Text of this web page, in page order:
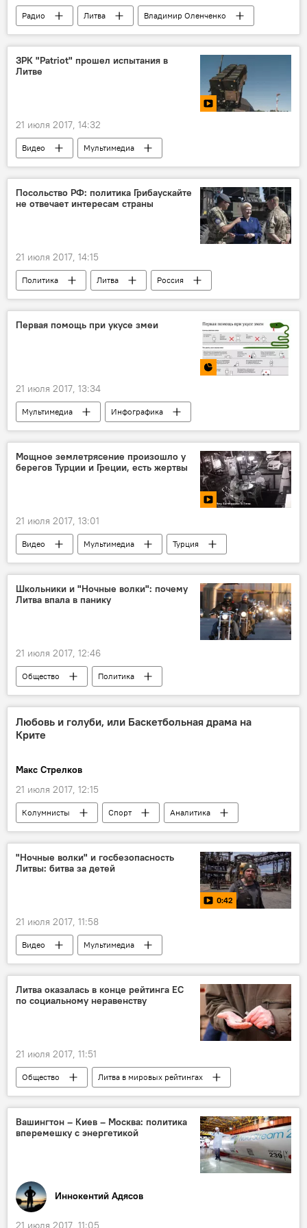
Радио Литва
Владимир Оленченко
Роландас Паксас
эксперт
радио
популярность
ЗРК "Patriot" прошел испытания в
Литве
21 июля 2017, 14:32
Видео
Мультимедиа
ЗРК "Пэтриот"
Tobruq legacy — 2017
Посольство РФ: политика Грибаускайте
не отвечает интересам страны
21 июля 2017, 14:15
Политика Литва
Россия
Даля Грибаускайте
размещение
Первая помощь при укусе змеи
21 июля 2017, 13:34
Мультимедиа
Инфографика
здоровье
скорая медицинская помощь (СМП)
змеи
укус змеи
Мощное землетрясение произошло у
берегов Турции и Греции, есть жертвы
21 июля 2017, 13:01
Видео Мультимедиа
Турция
землетрясение
Школьники и "Ночные волки": почему
Литва впала в панику
21 июля 2017, 12:46
Общество
Политика
Скандал с поездкой школьников в Россию
Литва
Анатолий Вассерман
поездка литовских детей в российский лагерь
Любовь и голуби, или Баскетбольная драма на
Крите
Макс Стрелков
21 июля 2017, 12:15
Колумнисты Спорт
Аналитика
Лаура Асадаускайте-Заднепровскене
Виктория Будрите
"Жальгирис"
спорт "Тракай"
"Ночные волки" и госбезопасность
Литвы: битва за детей
0:42
21 июля 2017, 11:58
Видео
Мультимедиа
Скандал с поездкой школьников в Россию
Александр Залдостанов
"Ночные волки"
Литва оказалась в конце рейтинга ЕС
по социальному неравенству
21 июля 2017, 11:51
Общество
Литва в мировых рейтингах
Литва
ЕС
рейтинг
социальное неравенство
Вашингтон – Киев – Москва: политика
вперемешку с энергетикой
Иннокентий Адясов
21 июля 2017, 11:05